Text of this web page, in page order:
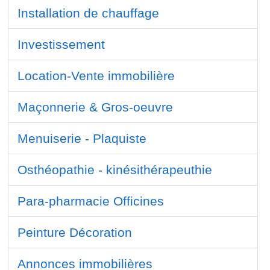
Installation de chauffage
Investissement
Location-Vente immobilière
Maçonnerie & Gros-oeuvre
Menuiserie - Plaquiste
Osthéopathie - kinésithérapeuthie
Para-pharmacie Officines
Peinture Décoration
Annonces immobilières